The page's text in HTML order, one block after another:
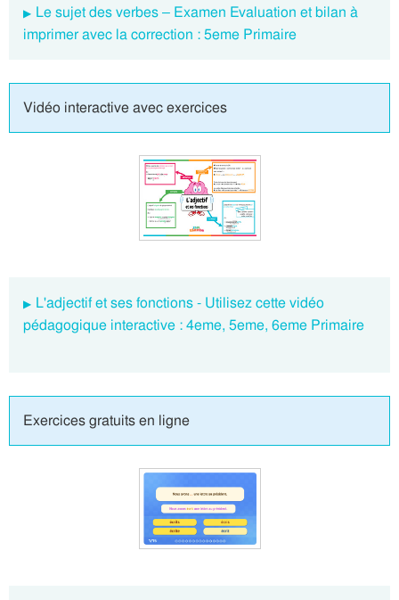
Le sujet des verbes – Examen Evaluation et bilan à
imprimer avec la correction : 5eme Primaire
Vidéo interactive avec exercices
L'adjectif et ses fonctions - Utilisez cette vidéo
pédagogique interactive : 4eme, 5eme, 6eme Primaire
Exercices gratuits en ligne